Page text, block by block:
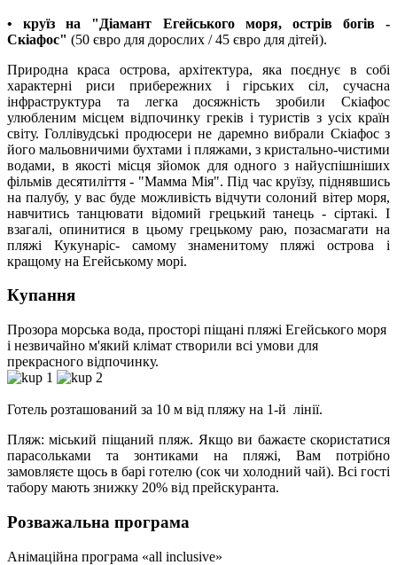
• круїз на "Діамант Егейського моря, острів богів -
Скіафос" (50 євро для дорослих / 45 євро для дітей).
Природна краса острова, архітектура, яка поєднує в собі
характерні риси прибережних і гірських сіл, сучасна
інфраструктура та легка досяжність зробили Скіафос
улюбленим місцем відпочинку греків і туристів з усіх країн
світу. Голлівудські продюсери не даремно вибрали Скіафос з
його мальовничими бухтами і пляжами, з кристально-чистими
водами, в якості місця зйомок для одного з найуспішніших
фільмів десятиліття - "Мамма Мія". Під час круїзу, піднявшись
на палубу, у вас буде можливість відчути солоний вітер моря,
навчитись танцювати відомий грецький танець - сіртакі. І
взагалі, опинитися в цьому грецькому раю, позасмагати на
пляжі Кукунаріс- самому знаменитому пляжі острова і
кращому на Егейському морі.
Купання
Прозора морська вода, просторі піщані пляжі Егейського моря
і незвичайно м'який клімат створили всі умови для
прекрасного відпочинку.
Готель розташований за 10 м від пляжу на 1-й лінії.
Пляж: міський піщаний пляж. Якщо ви бажаєте скористатися
парасольками та зонтиками на пляжі, Вам потрібно
замовляєте щось в барі готелю (сок чи холодний чай). Всі гості
табору мають знижку 20% від прейскуранта.
Розважальна програма
Анімаційна програма «all inclusive»